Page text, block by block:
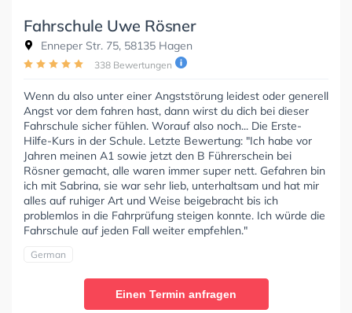
Fahrschule Uwe Rösner
Enneper Str. 75, 58135 Hagen
338 Bewertungen
Wenn du also unter einer Angststörung leidest oder generell
Angst vor dem fahren hast, dann wirst du dich bei dieser
Fahrschule sicher fühlen. Worauf also noch... Die Erste-
Hilfe-Kurs in der Schule. Letzte Bewertung: "Ich habe vor
Jahren meinen A1 sowie jetzt den B Führerschein bei
Rösner gemacht, alle waren immer super nett. Gefahren bin
ich mit Sabrina, sie war sehr lieb, unterhaltsam und hat mir
alles auf ruhiger Art und Weise beigebracht bis ich
problemlos in die Fahrprüfung steigen konnte. Ich würde die
Fahrschule auf jeden Fall weiter empfehlen."
German
Einen Termin anfragen